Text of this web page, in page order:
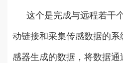
这个是完成与远程若干
动链接和采集传感数据的
感器生成的数据，将数据